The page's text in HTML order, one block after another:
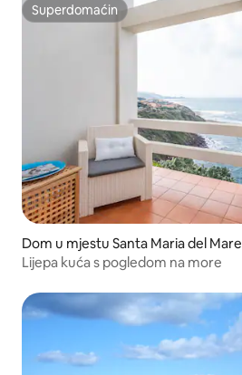
Superdomaćin
Superdomaćin
Dom u mjestu Santa Maria del Mare
Lijepa kuća s pogledom na more